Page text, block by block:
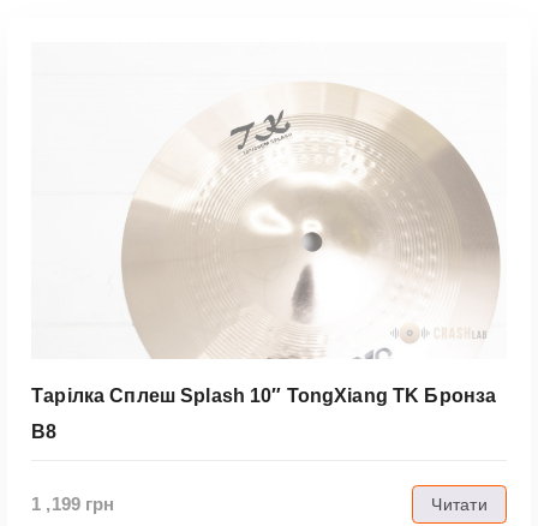
Тарілка Сплеш Splash 10″ TongXiang TK Бронза
B8
1 ,199 грн Читати